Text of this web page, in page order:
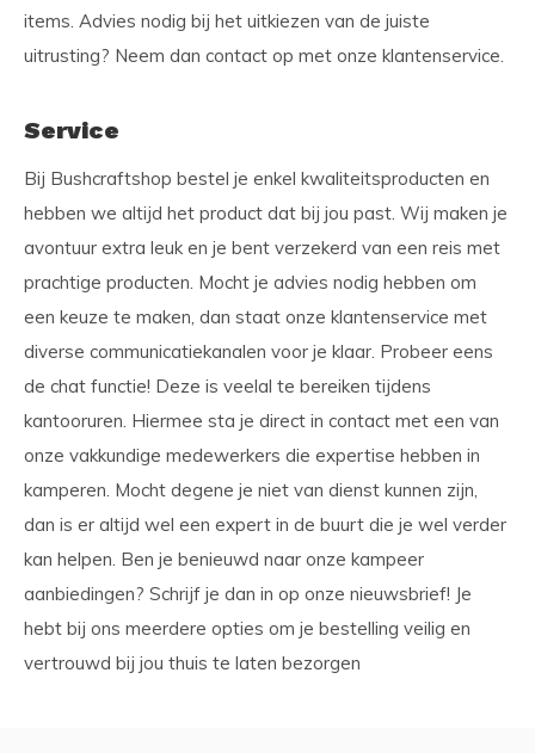
items. Advies nodig bij het uitkiezen van de juiste
uitrusting? Neem dan contact op met onze klantenservice.
Service
Bij Bushcraftshop bestel je enkel kwaliteitsproducten en
hebben we altijd het product dat bij jou past. Wij maken je
avontuur extra leuk en je bent verzekerd van een reis met
prachtige producten. Mocht je advies nodig hebben om
een keuze te maken, dan staat onze klantenservice met
diverse communicatiekanalen voor je klaar. Probeer eens
de chat functie! Deze is veelal te bereiken tijdens
kantooruren. Hiermee sta je direct in contact met een van
onze vakkundige medewerkers die expertise hebben in
kamperen. Mocht degene je niet van dienst kunnen zijn,
dan is er altijd wel een expert in de buurt die je wel verder
kan helpen. Ben je benieuwd naar onze kampeer
aanbiedingen? Schrijf je dan in op onze nieuwsbrief! Je
hebt bij ons meerdere opties om je bestelling veilig en
vertrouwd bij jou thuis te laten bezorgen